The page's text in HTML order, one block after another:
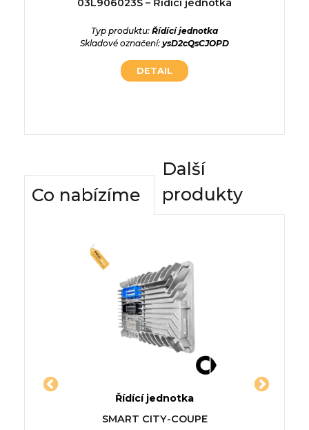
03L906023S – Řídící jednotka
Typ produktu: Řídící jednotka
Skladové označení: ysD2cQsCJOPD
DETAIL
Co nabízíme
Další
produkty
Řídící jednotka
SMART CITY-COUPE
Jednotka AUDI A4 / S4 Avant
(8ED, B7)